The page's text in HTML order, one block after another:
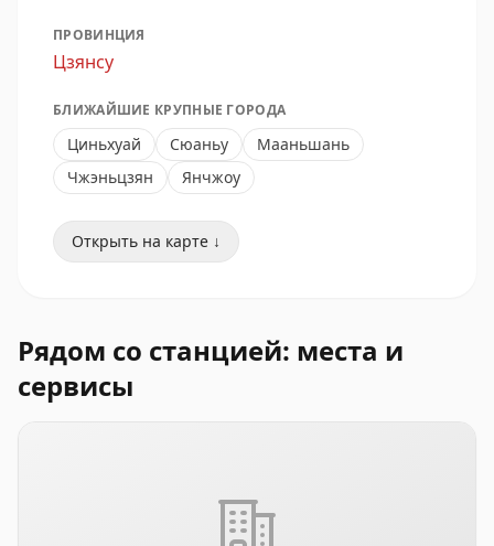
ПРОВИНЦИЯ
Цзянсу
БЛИЖАЙШИЕ КРУПНЫЕ ГОРОДА
Циньхуай Сюаньу
Мааньшань
Чжэньцзян
Янчжоу
Открыть на карте ↓
Рядом со станцией: места и
сервисы